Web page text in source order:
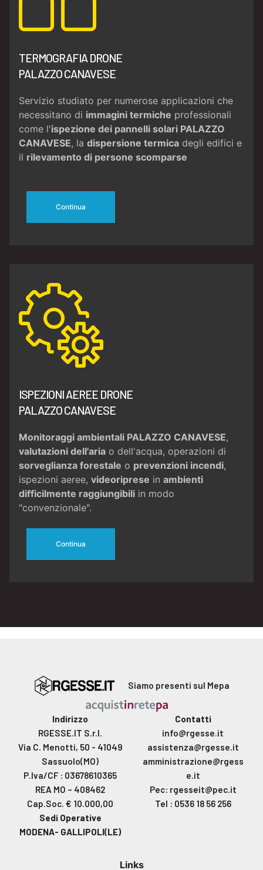
TERMOGRAFIA DRONE
PALAZZO CANAVESE
Servizio studiato per numerose applicazioni che
necessitano di immagini termiche professionali
come l'ispezione dei pannelli solari PALAZZO
CANAVESE, la dispersione termica degli edifici e
il rilevamento di persone scomparse
Continua
ISPEZIONI AEREE DRONE
PALAZZO CANAVESE
Monitoraggi ambientali PALAZZO CANAVESE,
valutazioni dell'aria o dell'acqua, operazioni di
sorveglianza forestale o prevenzioni incendi,
ispezioni aeree, videoriprese in ambienti
difficilmente raggiungibili in modo
"convenzionale".
Continua
Siamo presenti sul Mepa
Indirizzo
RGESSE.IT S.r.l.
Via C. Menotti, 50 - 41049
Sassuolo(MO)
P.Iva/CF : 03678610365
REA MO – 408462
Cap.Soc. € 10.000,00
Sedi Operative
MODENA- GALLIPOLI(LE)
Contatti
info@rgesse.it
assistenza@rgesse.it
amministrazione@rgess
e.it
Pec: rgesseit@pec.it
Tel : 0536 18 56 256
Links